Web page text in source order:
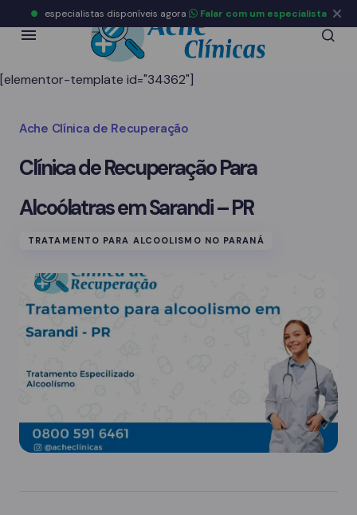
[elementor-template id="34362"]
Ache Clínica de Recuperação
Clínica de Recuperação Para
Alcoólatras em Sarandi – PR
TRATAMENTO PARA ALCOOLISMO NO PARANÁ
especialistas disponíveis agora Falar com um especialista